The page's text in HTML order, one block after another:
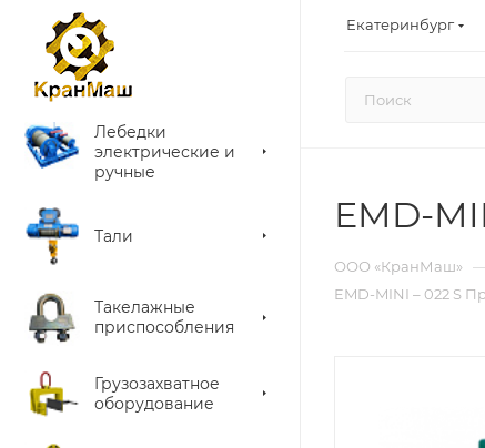
Екатеринбург
Лебедки
электрические и
ручные
Тали
Такелажные
приспособления
Грузозахватное
оборудование
EMD-
ООО «КранМаш»
EMD-MINI – 022 S